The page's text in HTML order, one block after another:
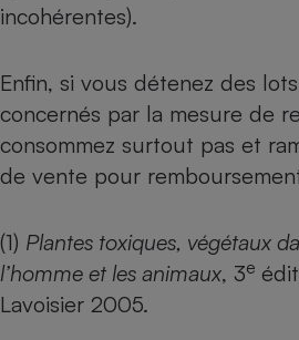
incohérentes).
Enfin, si vous détenez des
concernés par la mesure de
consommez surtout pas et
de vente pour
(1) Plantes toxiques, végétaux
l’homme et les animaux, 3e
Lavoisier 2005.